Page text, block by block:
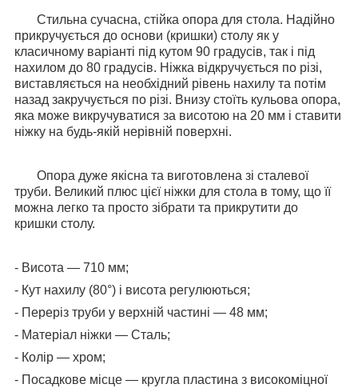
Стильна сучасна, стійка опора для стола. Надійно
прикручується до основи (кришки) столу як у
класичному варіанті під кутом 90 градусів, так і під
нахилом до 80 градусів. Ніжка відкручується по різі,
виставляється на необхідний рівень нахилу та потім
назад закручується по різі. Внизу стоїть кульова опора,
яка може викручуватися за висотою на 20 мм і ставити
ніжку на будь-якій нерівній поверхні.
Опора дуже якісна та виготовлена зі сталевої
труби. Великий плюс цієї ніжки для стола в тому, що її
можна легко та просто зібрати та прикрутити до
кришки столу.
- Висота — 710 мм;
- Кут нахилу (80°) і висота регулюються;
- Переріз труби у верхній частині — 48 мм;
- Матеріал ніжки — Сталь;
- Колір — хром;
- Посадкове місце — кругла пластина з високоміцної